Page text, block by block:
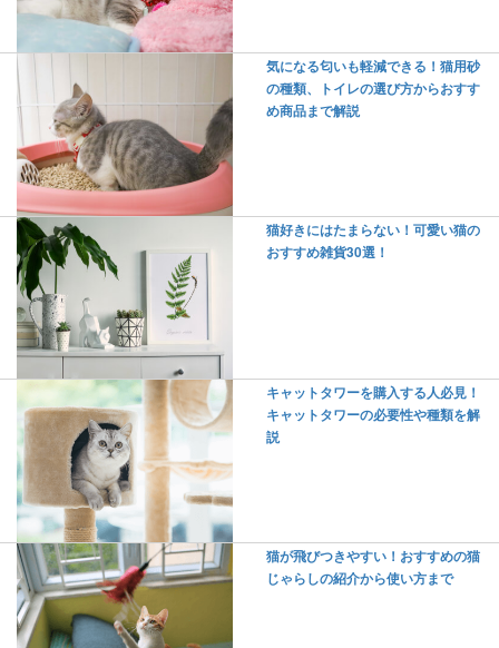
気になる匂いも軽減できる！猫用砂
の種類、トイレの選び方からおすす
め商品まで解説
猫好きにはたまらない！可愛い猫の
おすすめ雑貨30選！
キャットタワーを購入する人必見！
キャットタワーの必要性や種類を解
説
猫が飛びつきやすい！おすすめの猫
じゃらしの紹介から使い方まで